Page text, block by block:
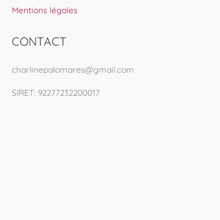
Mentions légales
CONTACT
charlinepalomares@gmail.com
SIRET: 92277232200017